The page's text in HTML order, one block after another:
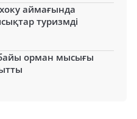
аймағында
туризмді
орман мысығы